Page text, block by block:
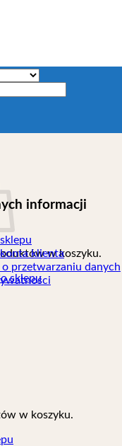
w koszyku.
sklepu
w koszyku.
informacji
konta klienta
o przetwarzaniu danych